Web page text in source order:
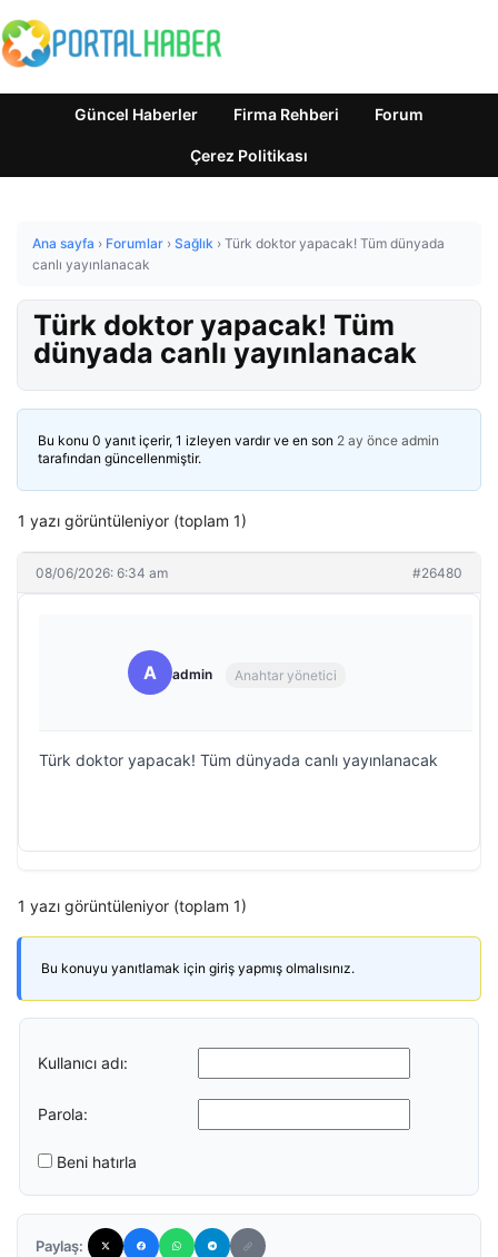
Güncel Haberler Firma Rehberi Forum
Çerez Politikası
Ana sayfa › Forumlar › Sağlık › Türk doktor yapacak! Tüm dünyada
canlı yayınlanacak
Türk doktor yapacak! Tüm
dünyada canlı yayınlanacak
Bu konu 0 yanıt içerir, 1 izleyen vardır ve en son 2 ay önce admin
tarafından güncellenmiştir.
1 yazı görüntüleniyor (toplam 1)
08/06/2026: 6:34 am #26480
A admin Anahtar yönetici
Türk doktor yapacak! Tüm dünyada canlı yayınlanacak
1 yazı görüntüleniyor (toplam 1)
Bu konuyu yanıtlamak için giriş yapmış olmalısınız.
Kullanıcı adı:
Parola:
Beni hatırla
Paylaş: